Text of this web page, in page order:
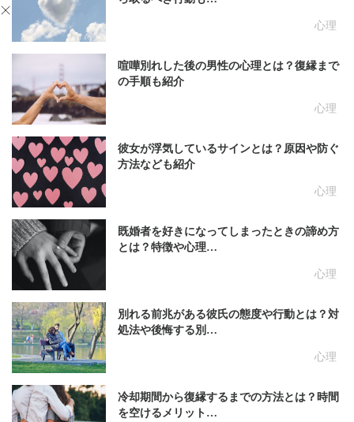
心理
心理
喧嘩別れした後の男性の心理とは？復縁まで
の手順も紹介
心理
彼女が浮気しているサインとは？原因や防ぐ
方法なども紹介
心理
既婚者を好きになってしまったときの諦め方
とは？特徴や心理…
心理
別れる前兆がある彼氏の態度や行動とは？対
処法や後悔する別…
冷却期間から復縁するまでの方法とは？時間
を空けるメリット…